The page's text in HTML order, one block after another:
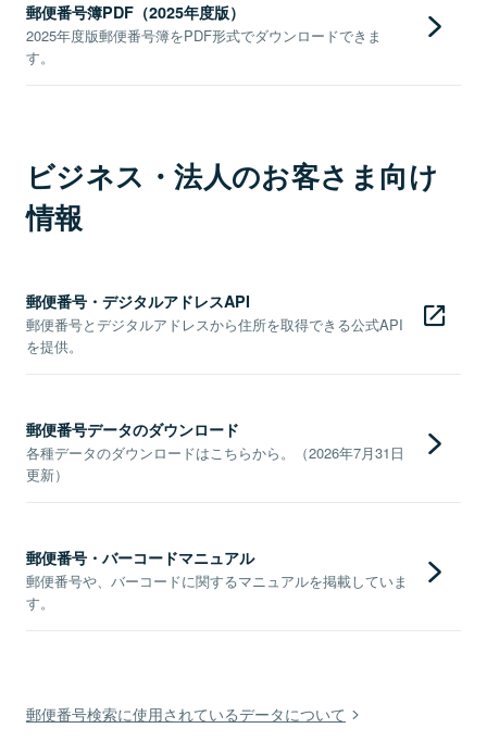
郵便番号簿PDF（2025年度版）
2025年度版郵便番号簿をPDF形式でダウンロードできま
す。
ビジネス・法人のお客さま向け
情報
郵便番号・デジタルアドレスAPI
郵便番号とデジタルアドレスから住所を取得できる公式API
を提供。
郵便番号データのダウンロード
各種データのダウンロードはこちらから。（2026年7月31日
更新）
郵便番号・バーコードマニュアル
郵便番号や、バーコードに関するマニュアルを掲載していま
す。
郵便番号検索に使用されているデータについて